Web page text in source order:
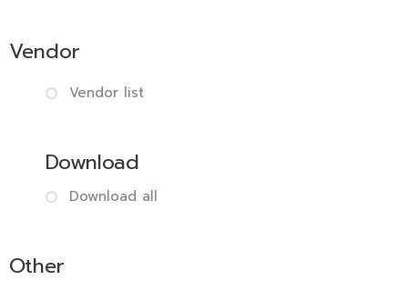
Vendor
Vendor list
Download
Download all
Other